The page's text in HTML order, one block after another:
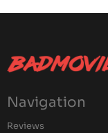
Navigation
Reviews